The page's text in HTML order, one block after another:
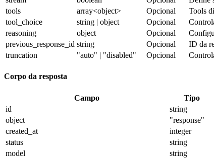
tools
array<object> Opcional
Tools
tool_choice
string | object Opcional
reasoning
object Opcional
previous_response_id string Opcional
ID da
truncation
"auto" | "disabled" Opcional
Corpo da resposta
Campo Tipo
id
string
object
"response"
created_at
integer
status
string
model
string